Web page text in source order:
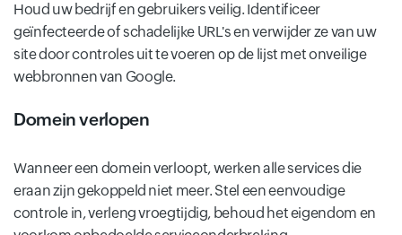
Houd uw bedrijf en gebruikers veilig. Identificeer
geïnfecteerde of schadelijke URL's en verwijder ze van uw
site door controles uit te voeren op de lijst met onveilige
webbronnen van Google.
Domein verlopen
Wanneer een domein verloopt, werken alle services die
eraan zijn gekoppeld niet meer. Stel een eenvoudige
controle in, verleng vroegtijdig, behoud het eigendom en